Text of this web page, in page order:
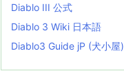
Diablo III 公式
Diablo 3 Wiki 日本語
Diablo3 Guide jP (犬小屋)